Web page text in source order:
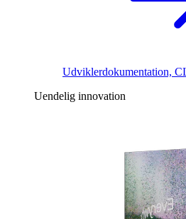
Udviklerdokumentation,
Uendelig innovation